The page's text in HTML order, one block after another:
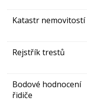
Katastr nemovitostí
Rejstřík trestů
Bodové hodnocení
řidiče